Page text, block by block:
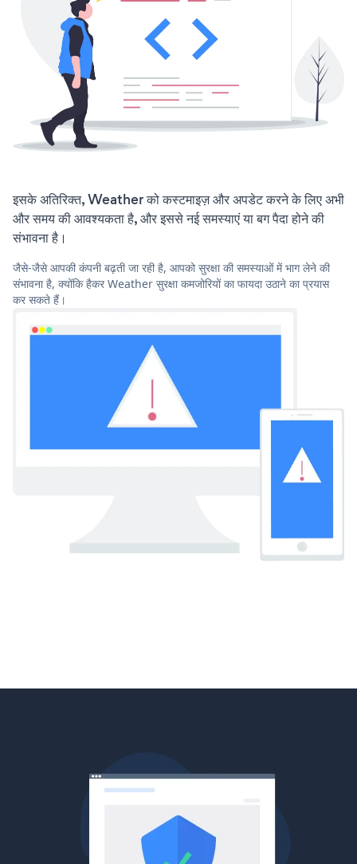
इसके अतिरिक्त, Weather को कस्टमाइज़ और अपडेट करने के लिए अभी
और समय की आवश्यकता है, और इससे नई समस्याएं या बग पैदा होने की
संभावना है।
जैसे-जैसे आपकी कंपनी बढ़ती जा रही है, आपको सुरक्षा की समस्याओं में भाग लेने की
संभावना है, क्योंकि हैकर Weather सुरक्षा कमजोरियों का फायदा उठाने का प्रयास
कर सकते हैं।